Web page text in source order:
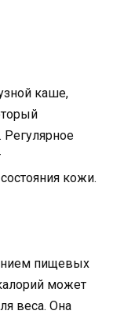
каше,
Регулярное
кожи.
пищевых
может
веса. Она